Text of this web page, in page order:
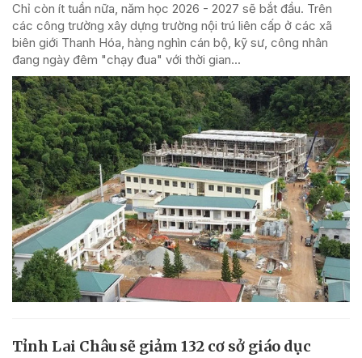
Chỉ còn ít tuần nữa, năm học 2026 - 2027 sẽ bắt đầu. Trên
các công trường xây dựng trường nội trú liên cấp ở các xã
biên giới Thanh Hóa, hàng nghìn cán bộ, kỹ sư, công nhân
đang ngày đêm "chạy đua" với thời gian...
Tỉnh Lai Châu sẽ giảm 132 cơ sở giáo dục